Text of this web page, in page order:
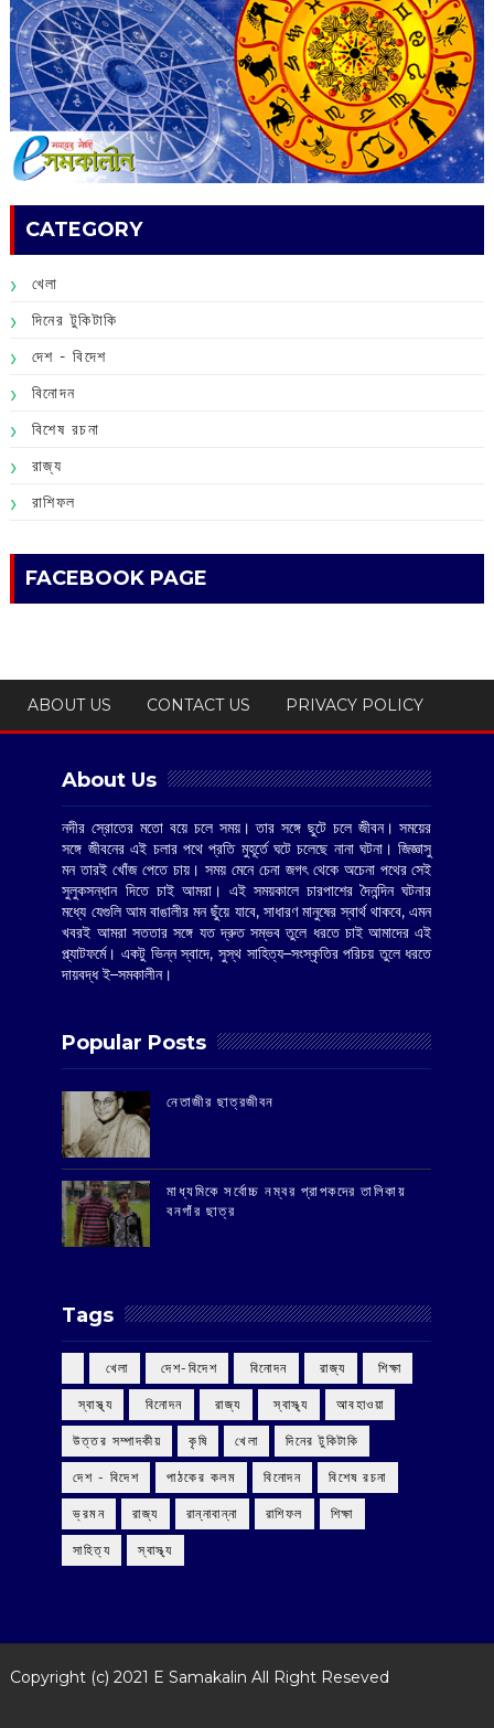
CATEGORY
খেলা
দিনের টুকিটাকি
দেশ - বিদেশ
বিনোদন
বিশেষ রচনা
রাজ্য
রাশিফল
FACEBOOK PAGE
ABOUT US CONTACT US PRIVACY POLICY
About Us
নদীর স্রোতের মতো বয়ে চলে সময়। তার সঙ্গে ছুটে চলে জীবন। সময়ের
সঙ্গে জীবনের এই চলার পথে প্রতি মুহূর্তে ঘটে চলেছে নানা ঘটনা। জিজ্ঞাসু
মন তারই খোঁজ পেতে চায়। সময় মেনে চেনা জগৎ থেকে অচেনা পথের সেই
সুলুকসন্ধান দিতে চাই আমরা। এই সময়কালে চারপাশের দৈনন্দিন ঘটনার
মধ্যে যেগুলি আম বাঙালীর মন ছুঁয়ে যাবে, সাধারণ মানুষের স্বার্থ থাকবে, এমন
খবরই আমরা সততার সঙ্গে যত দ্রুত সম্ভব তুলে ধরতে চাই আমাদের এই
প্ল্যাটফর্মে। একটু ভিন্ন স্বাদে, সুস্থ সাহিত্য–সংস্কৃতির পরিচয় তুলে ধরতে
দায়বদ্ধ ই–সমকালীন।
Popular Posts
‌নেতাজীর ছাত্রজীবন
মাধ্যমিকে সর্বোচ্চ নম্বর প্রাপকদের তালিকায়
বনগাঁর ছাত্র
Tags
‌ খেলা ‌ দেশ-বিদেশ ‌ বিনোদন ‌ রাজ্য ‌ শিক্ষা
‌ স্বাস্থ্য ‌ বিনোদন ‌ রাজ্য ‌ স্বাস্থ্য আবহাওয়া
উত্তর সম্পাদকীয় কৃষি খেলা দিনের টুকিটাকি
দেশ - বিদেশ পাঠকের কলম বিনোদন বিশেষ রচনা
ভ্রমন রাজ্য রান্নাবান্না রাশিফল শিক্ষা
সাহিত্য স্বাস্থ্য
Copyright (c) 2021 E Samakalin All Right Reseved